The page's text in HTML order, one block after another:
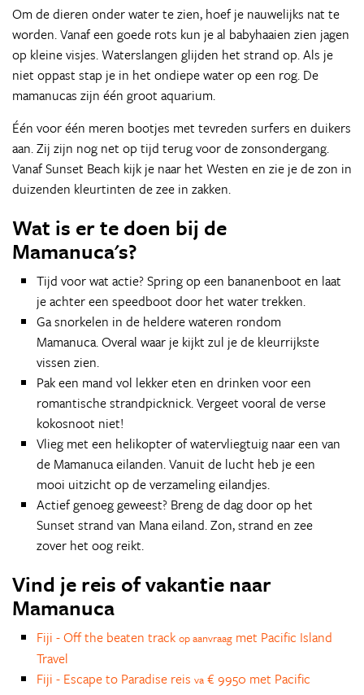
Om de dieren onder water te zien, hoef je nauwelijks nat te
worden. Vanaf een goede rots kun je al babyhaaien zien jagen
op kleine visjes. Waterslangen glijden het strand op. Als je
niet oppast stap je in het ondiepe water op een rog. De
mamanucas zijn één groot aquarium.
Één voor één meren bootjes met tevreden surfers en duikers
aan. Zij zijn nog net op tijd terug voor de zonsondergang.
Vanaf Sunset Beach kijk je naar het Westen en zie je de zon in
duizenden kleurtinten de zee in zakken.
Wat is er te doen bij de
Mamanuca's?
Tijd voor wat actie? Spring op een bananenboot en laat
je achter een speedboot door het water trekken.
Ga snorkelen in de heldere wateren rondom
Mamanuca. Overal waar je kijkt zul je de kleurrijkste
vissen zien.
Pak een mand vol lekker eten en drinken voor een
romantische strandpicknick. Vergeet vooral de verse
kokosnoot niet!
Vlieg met een helikopter of watervliegtuig naar een van
de Mamanuca eilanden. Vanuit de lucht heb je een
mooi uitzicht op de verzameling eilandjes.
Actief genoeg geweest? Breng de dag door op het
Sunset strand van Mana eiland. Zon, strand en zee
zover het oog reikt.
Vind je reis of vakantie naar
Mamanuca
Fiji - Off the beaten track op aanvraag met Pacific Island
Travel
Fiji - Escape to Paradise reis va € 9950 met Pacific